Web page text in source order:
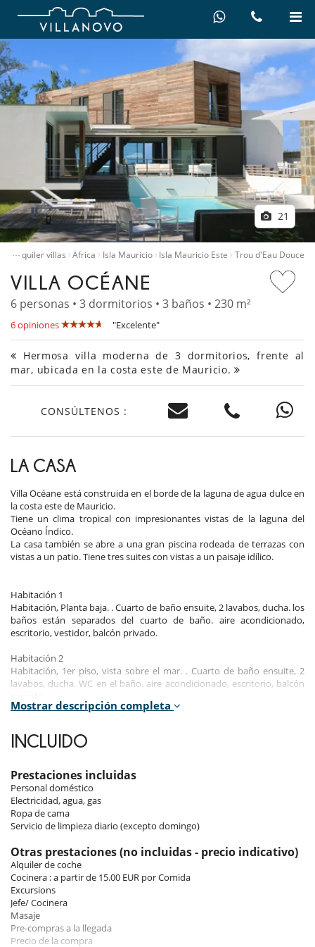
21
…
Alquiler villas Africa Isla Mauricio Isla Mauricio Este Trou d'Eau Douce
VILLA OCÉANE
6 personas • 3 dormitorios • 3 baños • 230 m²
6 opiniones "Excelente"
Hermosa villa moderna de 3 dormitorios, frente al
mar, ubicada en la costa este de Mauricio.
CONSÚLTENOS :
LA CASA
Villa Océane está construida en el borde de la laguna de agua dulce en
la costa este de Mauricio.
Tiene un clima tropical con impresionantes vistas de la laguna del
Océano Índico.
La casa también se abre a una gran piscina rodeada de terrazas con
vistas a un patio. Tiene tres suites con vistas a un paisaje idílico.
Habitación 1
Habitación, Planta baja. . Cuarto de baño ensuite, 2 lavabos, ducha. los
baños están separados del cuarto de baño. aire acondicionado,
escritorio, vestidor, balcón privado.
Habitación 2
Habitación, 1er piso, vista sobre el mar. . Cuarto de baño ensuite, 2
lavabos, ducha. WC en el baño. aire acondicionado, escritorio, balcón
Habitación, 1er piso, vista sobre el mar. . Cuarto de baño ensuite, 2
lavabos, ducha. los baños están separados del cuarto de baño. aire
La villa tiene:
Gran sala de estar con TV.
Comedor con mesa y sillas para 10 personas.
Gran cocina totalmente equipada.
Aseo de invitados
Amplia terraza con playa de arena junto al mar, que da a una
impresionante laguna.
Terraza grande y cubierta junto a la piscina con toldo eléctrico. Mesa
de comedor para 12 personas, zona de salón con vistas a la piscina.
Mostrar descripción completa
INCLUIDO
Prestaciones incluidas
Personal doméstico
Electricidad, agua, gas
Ropa de cama
Servicio de limpieza diario (excepto domingo)
Otras prestaciones (no incluidas - precio indicativo)
Alquiler de coche
Cocinera : a partir de 15.00 EUR por Comida
Excursions
Jefe/ Cocinera
Masaje
Pre-compras a la llegada
Precio de la compra